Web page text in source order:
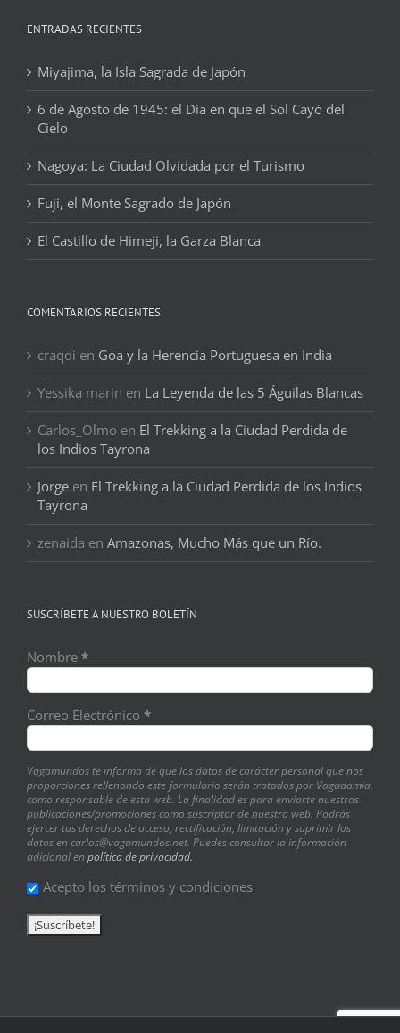
ENTRADAS RECIENTES
Miyajima, la Isla Sagrada de Japón
6 de Agosto de 1945: el Día en que el Sol Cayó del
Cielo
Nagoya: La Ciudad Olvidada por el Turismo
Fuji, el Monte Sagrado de Japón
El Castillo de Himeji, la Garza Blanca
COMENTARIOS RECIENTES
craqdi en Goa y la Herencia Portuguesa en India
Yessika marin en La Leyenda de las 5 Águilas Blancas
Carlos_Olmo en El Trekking a la Ciudad Perdida de
los Indios Tayrona
Jorge en El Trekking a la Ciudad Perdida de los Indios
Tayrona
zenaida en Amazonas, Mucho Más que un Río.
SUSCRÍBETE A NUESTRO BOLETÍN
Nombre *
Correo Electrónico *
Vagamundos te informa de que los datos de carácter personal que nos
proporciones rellenando este formulario serán tratados por Vagadamia,
como responsable de esta web. La finalidad es para enviarte nuestras
publicaciones/promociones como suscriptor de nuestra web. Podrás
ejercer tus derechos de acceso, rectificación, limitación y suprimir los
datos en carlos@vagamundos.net. Puedes consultar la información
adicional en política de privacidad.
Acepto los términos y condiciones